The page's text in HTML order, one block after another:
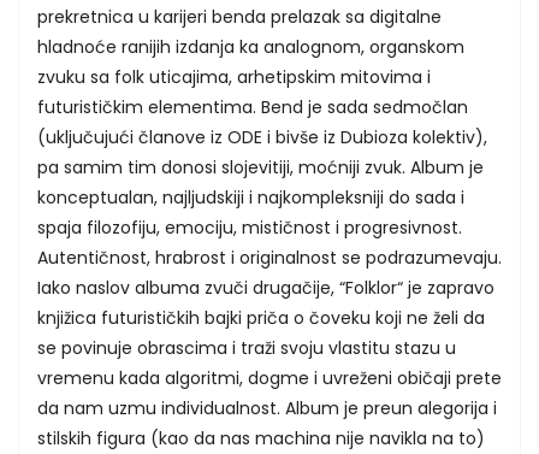
prekretnica u karijeri benda prelazak sa digitalne
hladnoće ranijih izdanja ka analognom, organskom
zvuku sa folk uticajima, arhetipskim mitovima i
futurističkim elementima. Bend je sada sedmočlan
(uključujući članove iz ODE i bivše iz Dubioza kolektiv),
pa samim tim donosi slojevitiji, moćniji zvuk. Album je
konceptualan, najljudskiji i najkompleksniji do sada i
spaja filozofiju, emociju, mističnost i progresivnost.
Autentičnost, hrabrost i originalnost se podrazumevaju.
Iako naslov albuma zvuči drugačije, “Folklor“ je zapravo
knjižica futurističkih bajki priča o čoveku koji ne želi da
se povinuje obrascima i traži svoju vlastitu stazu u
vremenu kada algoritmi, dogme i uvreženi običaji prete
da nam uzmu individualnost. Album je preun alegorija i
stilskih figura (kao da nas machina nije navikla na to)